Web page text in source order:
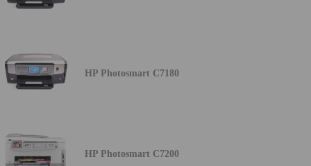
HP Photosmart C7180
HP Photosmart C7200